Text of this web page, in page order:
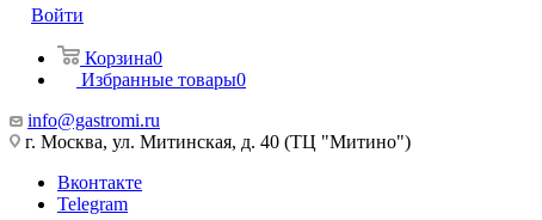
Войти
Корзина0
Избранные товары0
info@gastromi.ru
г. Москва, ул. Митинская, д. 40 (ТЦ "Митино")
Вконтакте
Telegram